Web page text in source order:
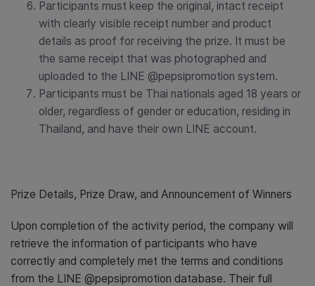
Participants must keep the original, intact receipt
with clearly visible receipt number and product
details as proof for receiving the prize. It must be
the same receipt that was photographed and
uploaded to the LINE @pepsipromotion system.
Participants must be Thai nationals aged 18 years or
older, regardless of gender or education, residing in
Thailand, and have their own LINE account.
Prize Details, Prize Draw, and Announcement of Winners
Upon completion of the activity period, the company will
retrieve the information of participants who have
correctly and completely met the terms and conditions
from the LINE @pepsipromotion database. Their full